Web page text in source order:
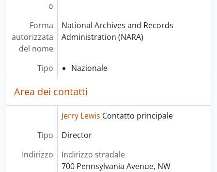
o
Forma
autorizzata
del nome
National Archives and Records
Administration (NARA)
Tipo Nazionale
Area dei contatti
Jerry Lewis Contatto principale
Tipo
Director
Indirizzo
Indirizzo stradale
700 Pennsylvania Avenue, NW